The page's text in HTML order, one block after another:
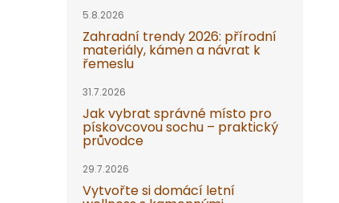
5.8.2026
Zahradní trendy 2026: přírodní
materiály, kámen a návrat k
řemeslu
31.7.2026
Jak vybrat správné místo pro
pískovcovou sochu – praktický
průvodce
29.7.2026
Vytvořte si domácí letní